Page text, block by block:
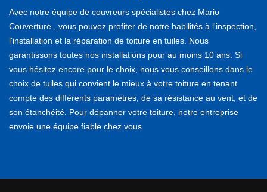
Avec notre équipe de couvreurs spécialistes chez Mario
Couverture , vous pouvez profiter de notre habilités à l'inspection,
l'installation et la réparation de toiture en tuiles. Nous
garantissons toutes nos installations pour au moins 10 ans. Si
vous hésitez encore pour le choix, nous vous conseillons dans le
choix de tuiles qui convient le mieux à votre toiture en tenant
compte des différents paramètres, de sa résistance au vent, et de
son étanchéité. Pour dépanner votre toiture, notre entreprise
envoie une équipe fiable chez vous